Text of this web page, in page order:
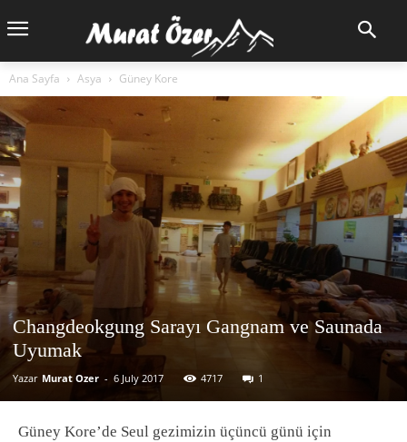
Ana Sayfa Asya Güney Kore
Changdeokgung Sarayı Gangnam ve Saunada
Uyumak
Yazar Murat Ozer - 6 July 2017 4717 1
Güney Kore’de Seul gezimizin üçüncü günü için